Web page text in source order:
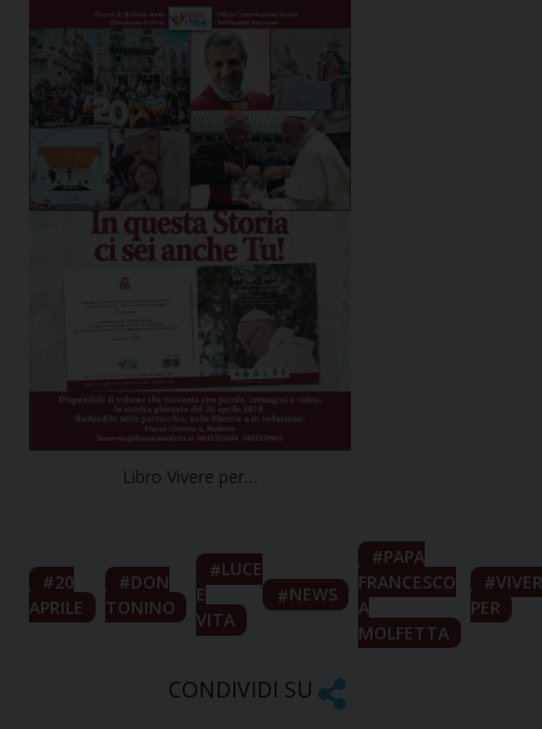
Libro Vivere per…
20
APRILE
DON
TONINO
LUCE
E
VITA
NEWS
PAPA
FRANCESCO
A
MOLFETTA
PER
CONDIVIDI SU